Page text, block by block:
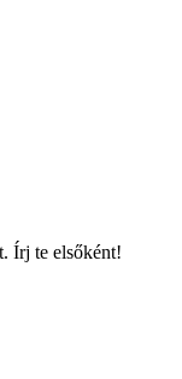
Írj te elsőként!